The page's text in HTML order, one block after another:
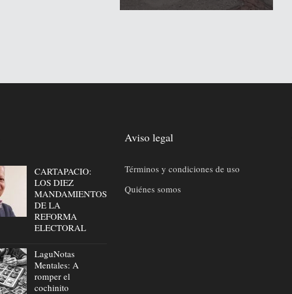
CARTAPACIO:
LOS DIEZ
MANDAMIENTOS
DE LA
REFORMA
ELECTORAL
LaguNotas
Mentales: A
romper el
cochinito
Aviso legal
Términos y condiciones de uso
Quiénes somos